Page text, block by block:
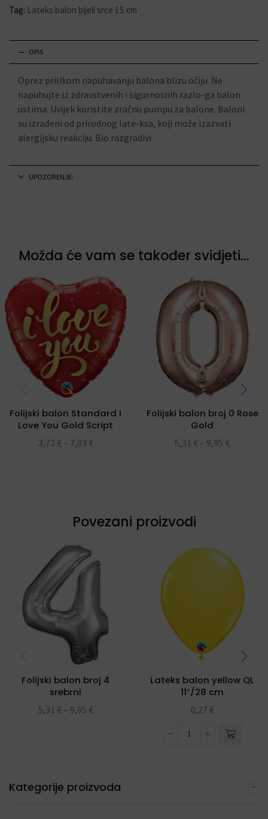
Tag: Lateks balon bijeli srce 15 cm
OPIS
Oprez prilikom napuhavanju balona blizu očiju. Ne
napuhujte iz zdravstvenih i sigurnosnih razlo-ga balon
ustima. Uvijek koristite zračnu pumpu za balone. Baloni
su izrađeni od prirodnog late-ksa, koji može izazvati
alergijsku reakciju. Bio razgradivi.
UPOZORENJE:
Možda će vam se također svidjeti...
Folijski balon Standard I
Love You Gold Script
folijski balon 18″
3,72 € – 7,03 €
Folijski balon broj 0 Rose
Gold
5,31 € – 9,95 €
Povezani proizvodi
Folijski balon broj 4
srebrni
5,31 € – 9,95 €
Lateks balon yellow QL
11″/28 cm
0,27 €
Kategorije proizvoda